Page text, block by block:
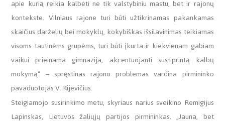
apie kurią reikia kalbėti ne tik valstybiniu mastu, bet ir rajonų
kontekste. Vilniaus rajone turi būti užtikrinamas pakankamas
skaičius darželių bei mokyklų, kokybiškas išsilavinimas teikiamas
visoms tautinėms grupėms, turi būti įkurta ir kiekvienam gabiam
vaikui prieinama gimnazija, akcentuojanti sustiprintą kalbų
mokymą“ – spręstinas rajono problemas vardina pirmininko
pavaduotojas V. Kijevičius.
Steigiamojo susirinkimo metu, skyriaus narius sveikino Remigijus
Lapinskas, Lietuvos žaliųjų partijos pirmininkas. „Jauna, bet